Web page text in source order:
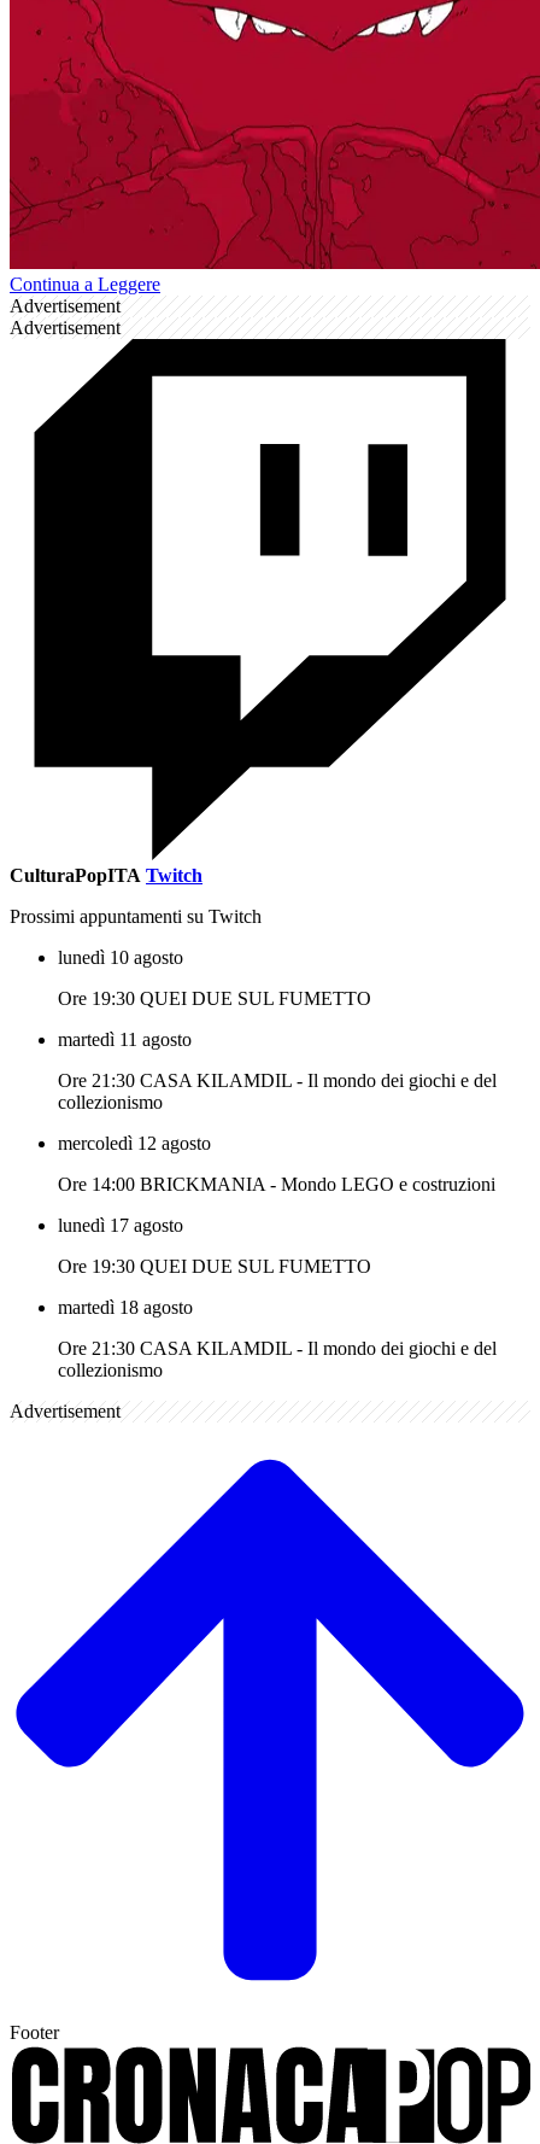
Continua a Leggere
Advertisement
Advertisement
CulturaPopITA Twitch
Prossimi appuntamenti su Twitch
lunedì 10 agosto
Ore 19:30 QUEI DUE SUL FUMETTO
martedì 11 agosto
Ore 21:30 CASA KILAMDIL - Il mondo dei giochi e del
collezionismo
mercoledì 12 agosto
Ore 14:00 BRICKMANIA - Mondo LEGO e costruzioni
lunedì 17 agosto
Ore 19:30 QUEI DUE SUL FUMETTO
martedì 18 agosto
Ore 21:30 CASA KILAMDIL - Il mondo dei giochi e del
collezionismo
Advertisement
Footer